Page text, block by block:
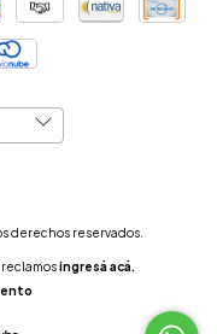
derechos reservados.
reclamosingresá acá.